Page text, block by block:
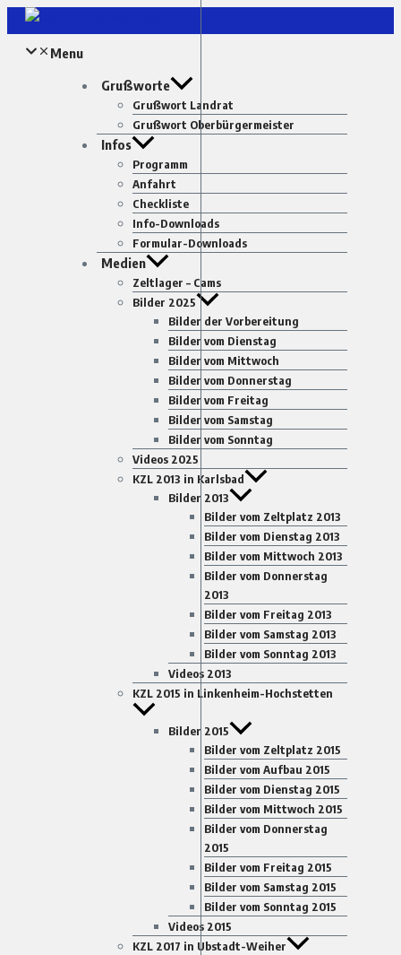
Zum
Inhalt
springenMenu
Grußworte
Grußwort Landrat
Grußwort Oberbürgermeister
Infos
Programm
Anfahrt
Checkliste
Info-Downloads
Formular-Downloads
Medien
Zeltlager – Cams
Bilder 2025
Bilder der Vorbereitung
Bilder vom Dienstag
Bilder vom Mittwoch
Bilder vom Donnerstag
Bilder vom Freitag
Bilder vom Samstag
Bilder vom Sonntag
Videos 2025
KZL 2013 in Karlsbad
Bilder 2013
Bilder vom Zeltplatz 2013
Bilder vom Dienstag 2013
Bilder vom Mittwoch 2013
Bilder vom Donnerstag
2013
Bilder vom Freitag 2013
Bilder vom Samstag 2013
Bilder vom Sonntag 2013
Videos 2013
KZL 2015 in Linkenheim-Hochstetten
Bilder 2015
Bilder vom Zeltplatz 2015
Bilder vom Aufbau 2015
Bilder vom Dienstag 2015
Bilder vom Mittwoch 2015
Bilder vom Donnerstag
2015
Bilder vom Freitag 2015
Bilder vom Samstag 2015
Bilder vom Sonntag 2015
Videos 2015
KZL 2017 in Ubstadt-Weiher